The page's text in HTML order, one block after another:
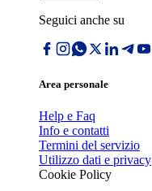
Seguici anche su
Area personale
Help e Faq
Info e contatti
Termini del servizio
Utilizzo dati e privacy
Cookie Policy